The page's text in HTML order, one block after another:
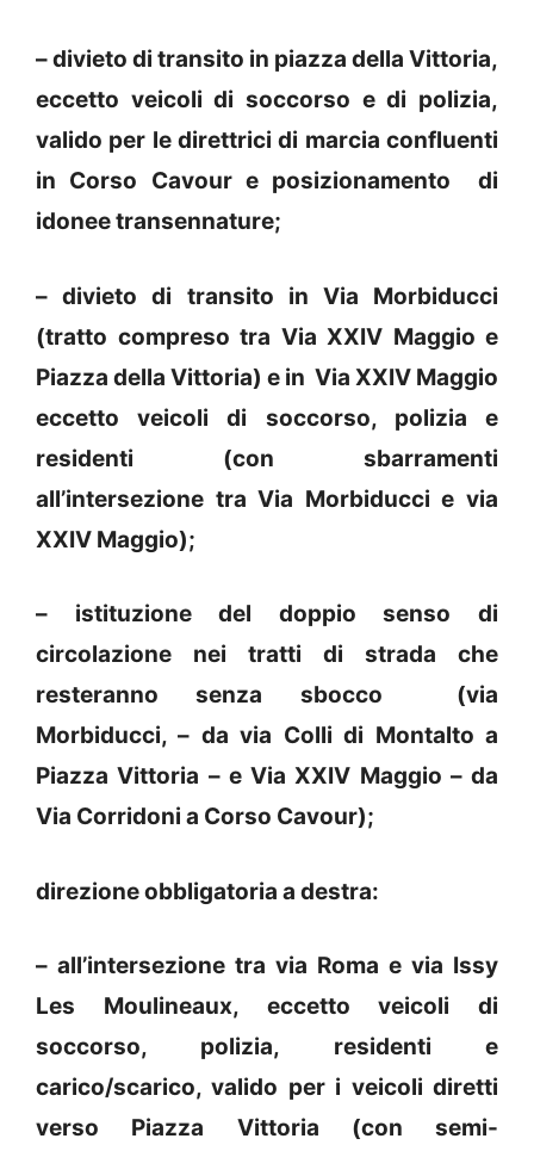
– divieto di transito in piazza della Vittoria,
eccetto veicoli di soccorso e di polizia,
valido per le direttrici di marcia confluenti
in Corso Cavour e posizionamento di
idonee transennature;
– divieto di transito in Via Morbiducci
(tratto compreso tra Via XXIV Maggio e
Piazza della Vittoria) e in Via XXIV Maggio
eccetto veicoli di soccorso, polizia e
residenti (con sbarramenti
all’intersezione tra Via Morbiducci e via
XXIV Maggio);
– istituzione del doppio senso di
circolazione nei tratti di strada che
resteranno senza sbocco (via
Morbiducci, – da via Colli di Montalto a
Piazza Vittoria – e Via XXIV Maggio – da
Via Corridoni a Corso Cavour);
direzione obbligatoria a destra:
– all’intersezione tra via Roma e via Issy
Les Moulineaux, eccetto veicoli di
soccorso, polizia, residenti e
carico/scarico, valido per i veicoli diretti
verso Piazza Vittoria (con semi-